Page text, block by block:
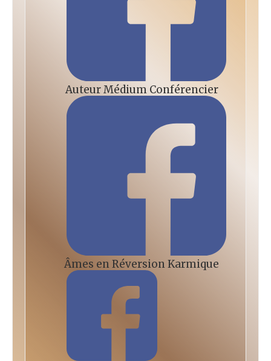
Auteur Médium Conférencier
Âmes en Réversion Karmique